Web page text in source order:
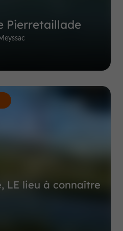
Pierretaillade
LE lieu à connaître